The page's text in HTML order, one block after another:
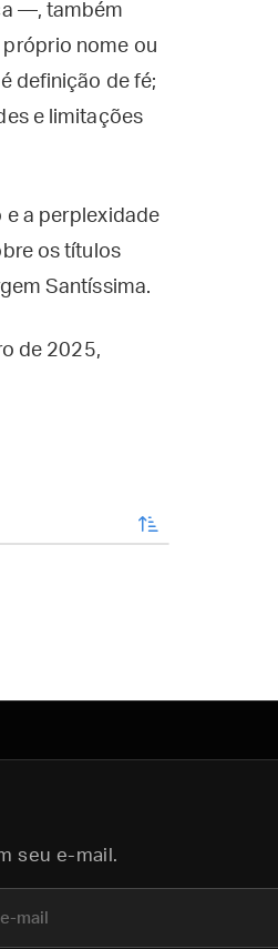
—, também
nome ou
definição de fé;
e limitações
e a perplexidade
os títulos
Santíssima.
de 2025,
enviar
seu e-mail.